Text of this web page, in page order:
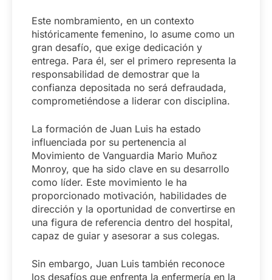
Este nombramiento, en un contexto
históricamente femenino, lo asume como un
gran desafío, que exige dedicación y
entrega. Para él, ser el primero representa la
responsabilidad de demostrar que la
confianza depositada no será defraudada,
comprometiéndose a liderar con disciplina.
La formación de Juan Luis ha estado
influenciada por su pertenencia al
Movimiento de Vanguardia Mario Muñoz
Monroy, que ha sido clave en su desarrollo
como líder. Este movimiento le ha
proporcionado motivación, habilidades de
dirección y la oportunidad de convertirse en
una figura de referencia dentro del hospital,
capaz de guiar y asesorar a sus colegas.
Sin embargo, Juan Luis también reconoce
los desafíos que enfrenta la enfermería en la